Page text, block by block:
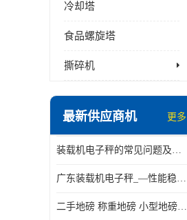
冷却塔
食品螺旋塔
撕碎机
最新供应商机 更多
装载机电子秤的常见问题及解决方法介绍
广东装载机电子秤_—性能稳定—操作简单—品质可靠
二手地磅 称重地磅 小型地磅 一百吨地磅